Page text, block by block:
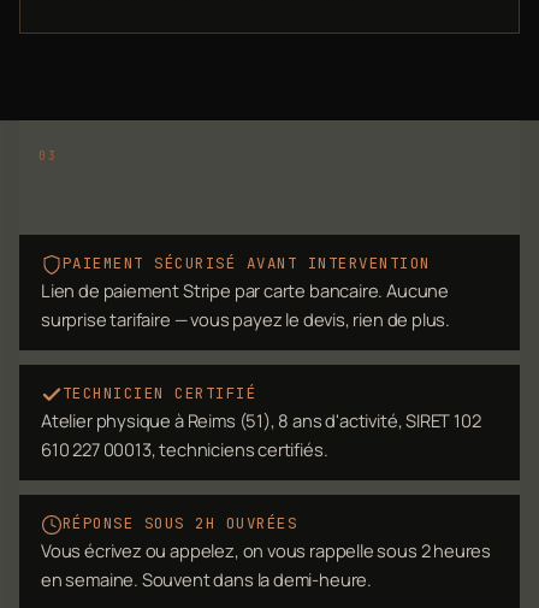
PAIEMENT SÉCURISÉ AVANT INTERVENTION
Lien de paiement Stripe par carte bancaire. Aucune
surprise tarifaire — vous payez le devis, rien de plus.
TECHNICIEN CERTIFIÉ
Atelier physique à Reims (51), 8 ans d'activité, SIRET 102
610 227 00013, techniciens certifiés.
RÉPONSE SOUS 2H OUVRÉES
Vous écrivez ou appelez, on vous rappelle sous 2 heures
en semaine. Souvent dans la demi-heure.